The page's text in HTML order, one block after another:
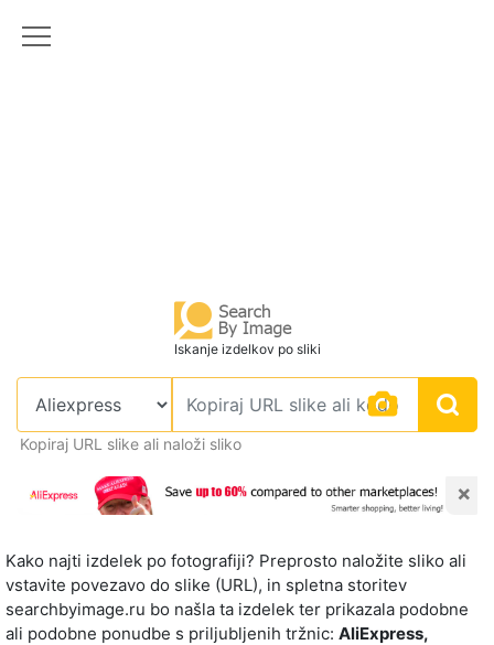
Iskanje izdelkov po sliki
Kopiraj URL slike ali naloži sliko
×
Kako najti izdelek po fotografiji? Preprosto naložite sliko ali
vstavite povezavo do slike (URL), in spletna storitev
searchbyimage.ru bo našla ta izdelek ter prikazala podobne
ali podobne ponudbe s priljubljenih tržnic: AliExpress,